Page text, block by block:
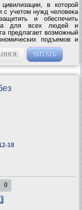
в которой
с учетом нужд человека
и обеспечить
для всех людей и
предлагает возможный
подъемов и
состояния окружающей
ЧИТАТЬ
18
0